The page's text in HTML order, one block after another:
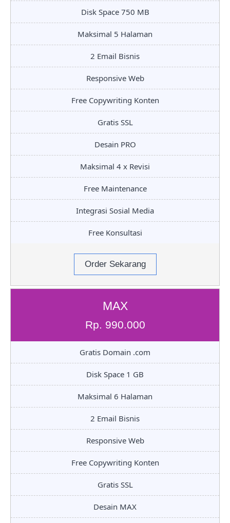
Disk Space 750 MB
Maksimal 5 Halaman
2 Email Bisnis
Responsive Web
Free Copywriting Konten
Gratis SSL
Desain PRO
Maksimal 4 x Revisi
Free Maintenance
Integrasi Sosial Media
Free Konsultasi
Order Sekarang
MAX
Rp. 990.000
Gratis Domain .com
Disk Space 1 GB
Maksimal 6 Halaman
2 Email Bisnis
Responsive Web
Free Copywriting Konten
Gratis SSL
Desain MAX